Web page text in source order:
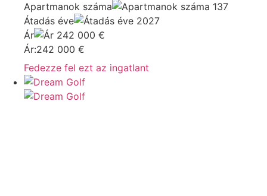
Apartmanok száma
137
Átadás éve
2027
Ár
242 000 €
Ár:242 000 €
Fedezze fel ezt az ingatlant